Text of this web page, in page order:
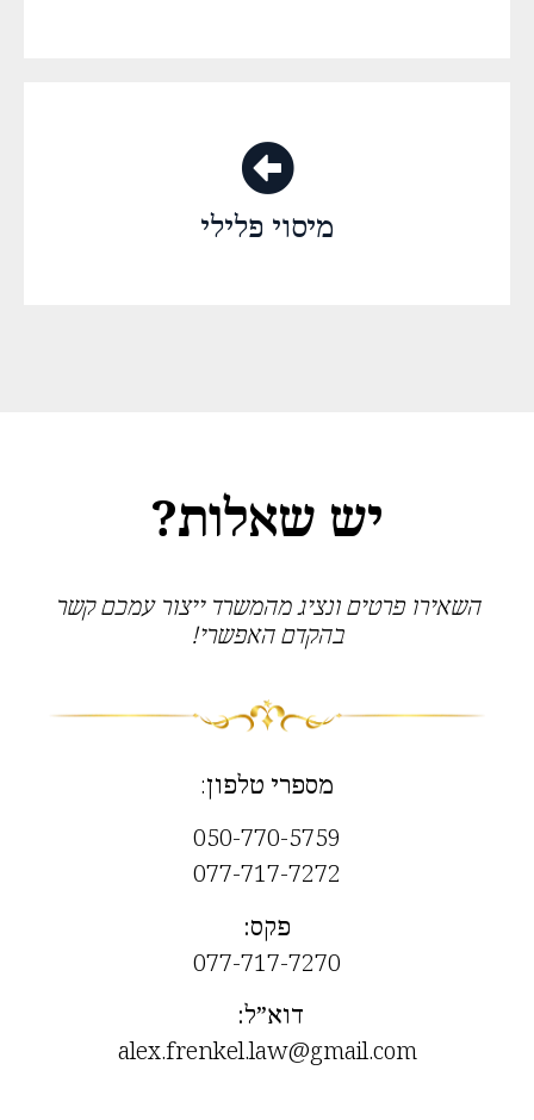
מיסוי פלילי
יש שאלות?
השאירו פרטים ונציג מהמשרד ייצור עמכם קשר
בהקדם האפשרי!
מספרי טלפון:
050-770-5759
077-717-7272
פקס:
077-717-7270
דוא”ל:
alex.frenkel.law@gmail.com